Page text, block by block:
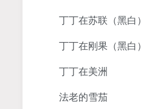
丁丁在苏联（黑白）
丁丁在刚果（黑白）
丁丁在美洲
法老的雪茄